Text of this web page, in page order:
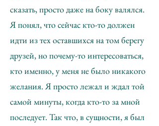
сказать, просто даже на боку валялся.
Я понял, что сейчас кто-то должен
идти из тех оставшихся на том берегу
друзей, но почему-то интересоваться,
кто именно, у меня не было никакого
желания. Я просто лежал и ждал той
самой минуты, когда кто-то за мной
последует. Так что, в сущности, я был